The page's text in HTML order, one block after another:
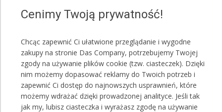
Cenimy Twoją prywatność!
Chcąc zapewnić Ci ułatwione przeglądanie i wygodne
zakupy na stronie Das Company, potrzebujemy Twojej
zgody na używanie plików cookie (tzw. ciasteczek). Dzięki
nim możemy dopasować reklamy do Twoich potrzeb i
zapewnić Ci dostęp do najnowszych usprawnień, które
możemy wdrażać dzięki prowadzonej analityce. Jeśli tak
jak my, lubisz ciasteczka i wyrażasz zgodę na używanie